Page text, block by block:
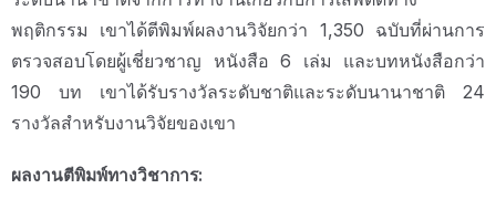
พฤติกรรม เขาได้ตีพิมพ์ผลงานวิจัยกว่า 1,350 ฉบับที่ผ่านการ
ตรวจสอบโดยผู้เชี่ยวชาญ หนังสือ 6 เล่ม และบทหนังสือกว่า
190 บท เขาได้รับรางวัลระดับชาติและระดับนานาชาติ 24
รางวัลสำหรับงานวิจัยของเขา
ผลงานตีพิมพ์ทางวิชาการ: